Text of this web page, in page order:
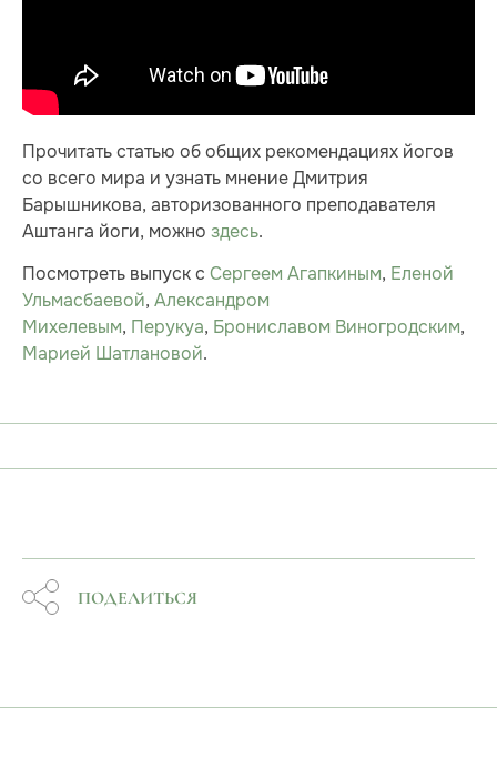
Прочитать статью об общих рекомендациях йогов
со всего мира и узнать мнение Дмитрия
Барышникова, авторизованного преподавателя
Аштанга йоги, можно здесь.
Посмотреть выпуск с Сергеем Агапкиным, Еленой
Ульмасбаевой, Александром
Михелевым, Перукуа, Брониславом Виногродским,
Марией Шатлановой.
ПОДЕЛИТЬСЯ